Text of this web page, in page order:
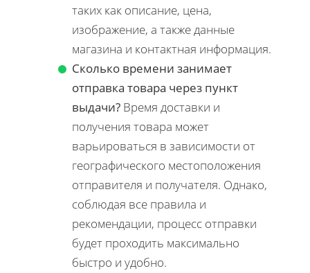
таких как описание, цена,
изображение, а также данные
магазина и контактная информация.
Сколько времени занимает
отправка товара через пункт
выдачи? Время доставки и
получения товара может
варьироваться в зависимости от
географического местоположения
отправителя и получателя. Однако,
соблюдая все правила и
рекомендации, процесс отправки
будет проходить максимально
быстро и удобно.